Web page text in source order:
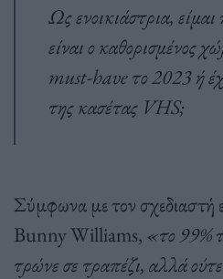
Ως ενοικιάστρια,
είναι ο καθορισμένος
must-have το 2023 ή
της κασέτας VHS;
Σύμφωνα με τον
Bunny Williams, «το 99%
τρώνε σε τραπέζι, αλλά